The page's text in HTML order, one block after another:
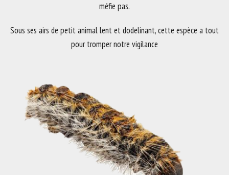
méfie pas.
Sous ses airs de petit animal lent et dodelinant, cette espèce a tout
pour tromper notre vigilance